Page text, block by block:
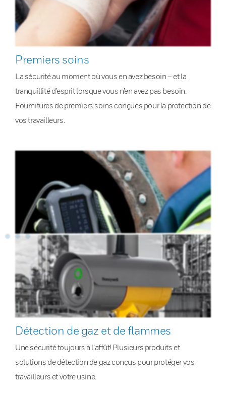
Premiers soins
La sécurité au moment où vous en avez besoin – et la
tranquillité d’esprit lorsque vous n’en avez pas besoin.
Fournitures de premiers soins conçues pour la protection de
vos travailleurs.
Détection de gaz et de flammes
Une sécurité toujours à l’affût! Plusieurs produits et
solutions de détection de gaz conçus pour protéger vos
travailleurs et votre usine.